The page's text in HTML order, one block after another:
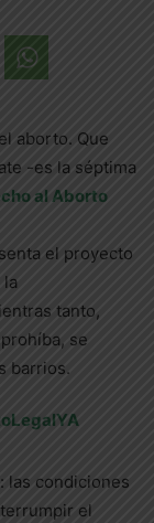
aborto. Que
-es la séptima
al Aborto
el proyecto
la
tanto,
se
barrios.
las condiciones
el